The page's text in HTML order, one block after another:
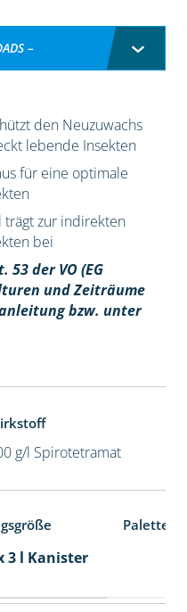
–
den Neuzuwachs
lebende Insekten
für eine optimale
trägt zur indirekten
bei
der VO (EG
und Zeiträume
bzw. unter
g/l Spirotetramat
3 l Kanister